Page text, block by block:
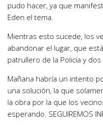
pudo hacer, ya que
Eden el tema.
Mientras esto sucede, los
abandonar el lugar, que
patrullero de la Policía y
Mañana habría un intento
una solución, la que
la obra por la que los
esperando. SEGUIREMOS